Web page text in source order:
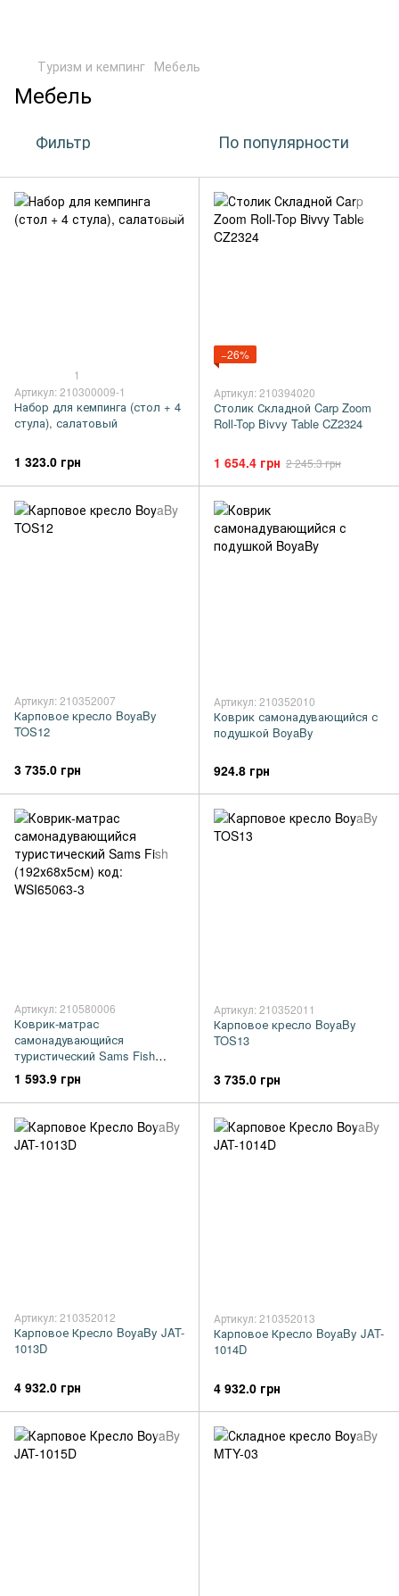
Туризм и кемпинг Мебель
Мебель
Фильтр По популярности
1
Артикул: 210300009-1
Набор для кемпинга (стол + 4
стула), салатовый
1 323.0 грн
−26%
Артикул: 210394020
Столик Складной Carp Zoom
Roll-Top Bivvy Table CZ2324
1 654.4 грн 2 245.3 грн
Артикул: 210352007
Карповое кресло BoyaBy
TOS12
3 735.0 грн
Артикул: 210352010
Коврик самонадувающийся с
подушкой BoyaBy
924.8 грн
Артикул: 210580006
Коврик-матрас
самонадувающийся
туристический Sams Fish
(192х68х5см) код: WSI65063-3
1 593.9 грн
Артикул: 210352011
Карповое кресло BoyaBy
TOS13
3 735.0 грн
Артикул: 210352012
Карповое Кресло BoyaBy JAT-
1013D
4 932.0 грн
Артикул: 210352013
Карповое Кресло BoyaBy JAT-
1014D
4 932.0 грн